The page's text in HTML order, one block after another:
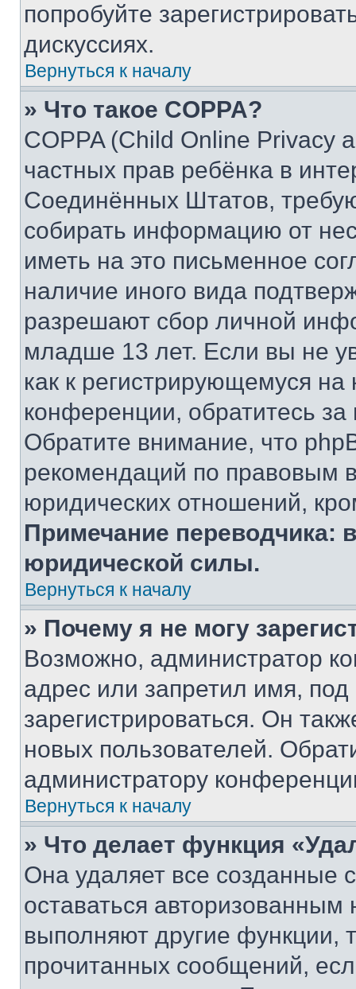
попробуйте
дискуссиях.
Вернуться к началу
» Что такое COPPA?
COPPA (Child Online Privacy
частных прав ребёнка в
Соединённых Штатов,
собирать информацию от
иметь на это письменное
наличие иного вида
разрешают сбор личной
младше 13 лет. Если вы не
как к регистрирующемуся
конференции, обратитесь
Обратите внимание, что
рекомендаций по правовым
юридических отношений,
Примечание переводчика:
юридической силы.
Вернуться к началу
» Почему я не могу
Возможно, администратор
адрес или запретил имя,
зарегистрироваться. Он
новых пользователей.
администратору
Вернуться к началу
» Что делает функция
Она удаляет все созданные
оставаться
выполняют другие функции,
прочитанных сообщений,